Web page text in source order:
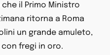
il Primo Ministro
ritorna a Roma
un grande amuleto,
fregi in oro.